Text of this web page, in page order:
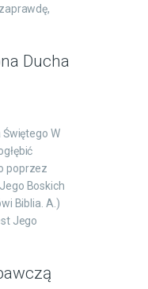
Ducha
Świętego W
poprzez
Boskich
Biblia. A.)
Jego